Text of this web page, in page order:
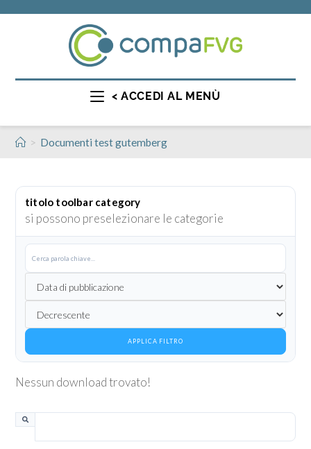
< ACCEDI AL MENÙ
> Documenti test gutemberg
titolo toolbar category
si possono preselezionare le categorie
APPLICA FILTRO
Nessun download trovato!